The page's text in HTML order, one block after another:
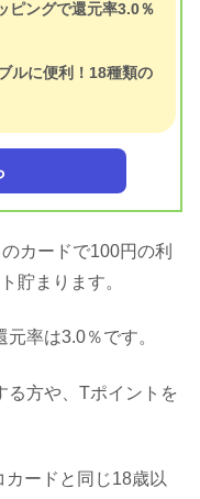
ピングで還元率3.0％
ルに便利！18種類の
カードで100円の利
貯まります。
率は3.0％です。
る方や、Tポイントを
ードと同じ18歳以